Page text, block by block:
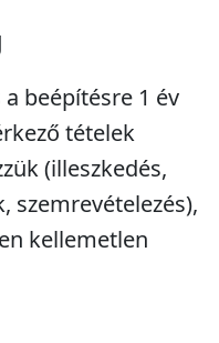
beépítésre 1 év
tételek
(illeszkedés,
szemrevételezés),
kellemetlen